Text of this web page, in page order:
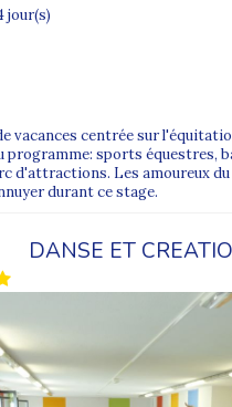
jour(s)
vacances centrée sur
programme: sports équestres,
d'attractions. Les amoureux
durant ce stage.
DANSE ET